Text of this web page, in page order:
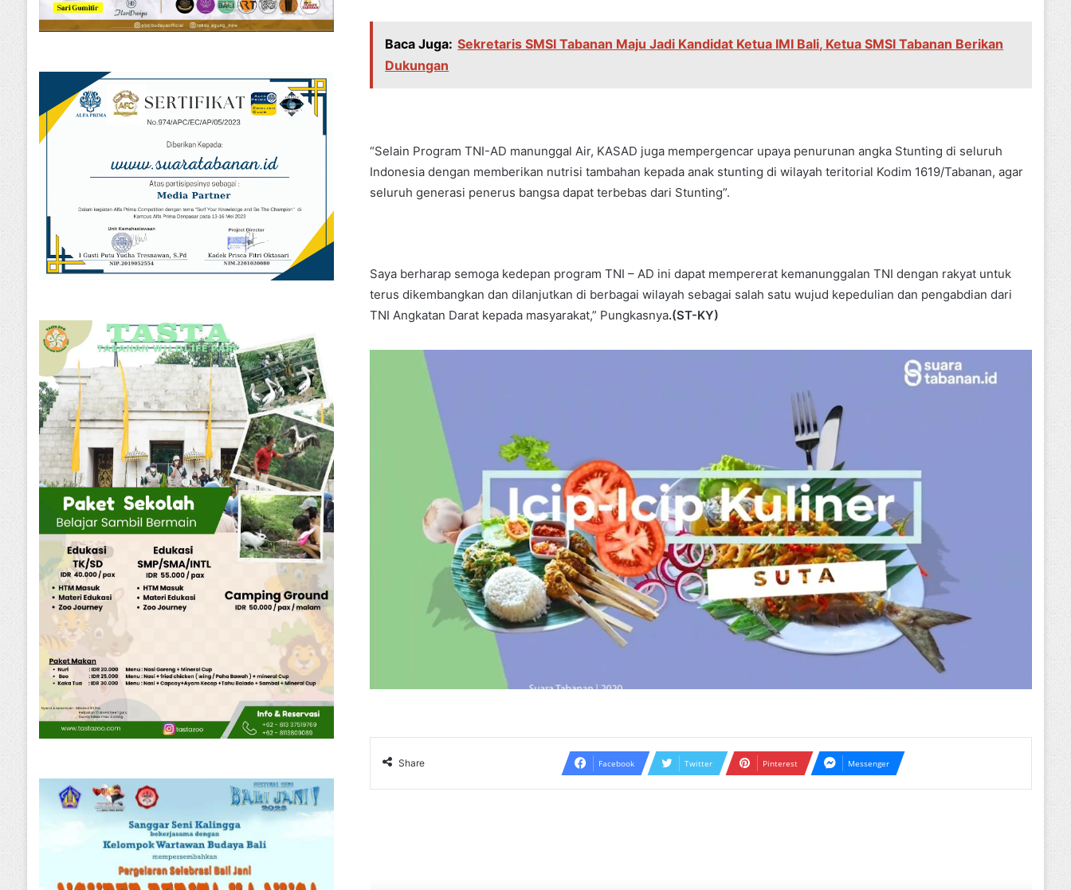
Baca Juga: Sekretaris SMSI Tabanan Maju Jadi Kandidat Ketua IMI Bali, Ketua SMSI Tabanan Berikan
Dukungan
“Selain Program TNI-AD manunggal Air, KASAD juga mempergencar upaya penurunan angka Stunting di seluruh
Indonesia dengan memberikan nutrisi tambahan kepada anak stunting di wilayah teritorial Kodim 1619/Tabanan, agar
seluruh generasi penerus bangsa dapat terbebas dari Stunting”.
Saya berharap semoga kedepan program TNI – AD ini dapat mempererat kemanunggalan TNI dengan rakyat untuk
terus dikembangkan dan dilanjutkan di berbagai wilayah sebagai salah satu wujud kepedulian dan pengabdian dari
TNI Angkatan Darat kepada masyarakat,” Pungkasnya.(ST-KY)
Share Facebook Twitter Pinterest Messenger